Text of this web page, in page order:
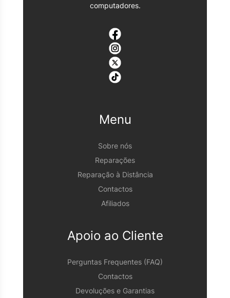
computadores.
Menu
Sobre nós
Reparações
Reparação à Distância
Contactos
Afiliados
Apoio ao Cliente
Perguntas Frequentes (FAQ)
Contactos
Devoluções e Garantias